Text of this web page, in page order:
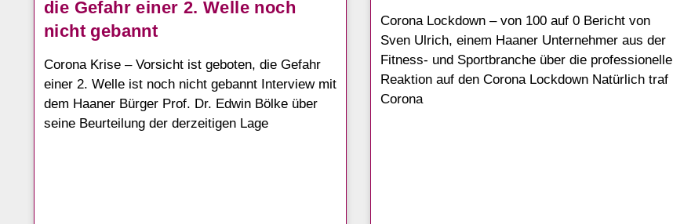
die Gefahr einer 2. Welle noch
nicht gebannt
Corona Krise – Vorsicht ist geboten, die Gefahr
einer 2. Welle ist noch nicht gebannt Interview mit
dem Haaner Bürger Prof. Dr. Edwin Bölke über
seine Beurteilung der derzeitigen Lage
Corona Lockdown – von 100 auf 0 Bericht von
Sven Ulrich, einem Haaner Unternehmer aus der
Fitness- und Sportbranche über die professionelle
Reaktion auf den Corona Lockdown Natürlich traf
Corona